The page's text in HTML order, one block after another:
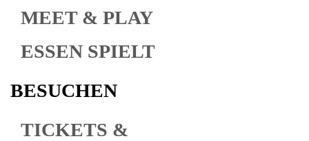
MEET & PLAY
ESSEN SPIELT
BESUCHEN
TICKETS &